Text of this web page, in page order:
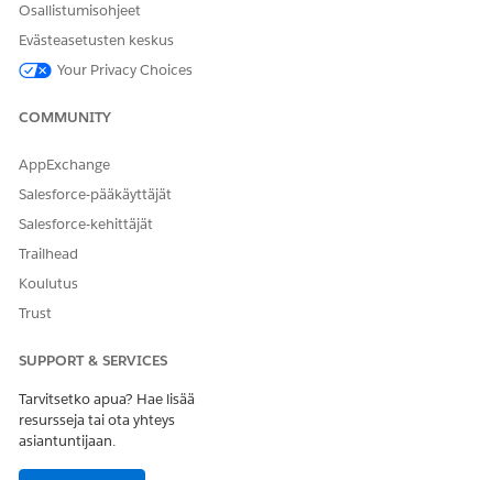
Osallistumisohjeet
Evästeasetusten keskus
Your Privacy Choices
COMMUNITY
AppExchange
Salesforce-pääkäyttäjät
Salesforce-kehittäjät
Trailhead
Koulutus
Trust
SUPPORT & SERVICES
Tarvitsetko apua? Hae lisää
resursseja tai ota yhteys
asiantuntijaan.